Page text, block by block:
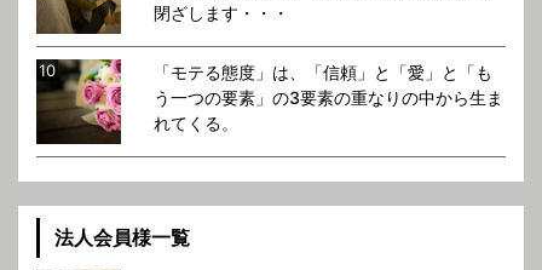
閉ざします・・・
「モテる態度」は、「信頼」と「愛」と「も
う一つの要素」の3要素の重なりの中から生ま
れてくる。
法人会員様一覧